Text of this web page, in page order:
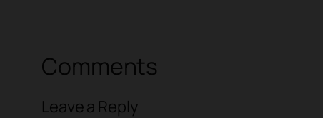
Comments
Leave a Reply